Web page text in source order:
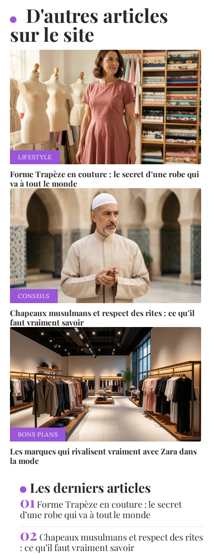
D'autres articles
sur le site
LIFESTYLE
Forme Trapèze en couture : le secret d’une robe qui
va à tout le monde
CONSEILS
Chapeaux musulmans et respect des rites : ce qu’il
faut vraiment savoir
BONS PLANS
Les marques qui rivalisent vraiment avec Zara dans
la mode
Les derniers articles
Forme Trapèze en couture : le secret
d’une robe qui va à tout le monde
Chapeaux musulmans et respect des rites
: ce qu’il faut vraiment savoir